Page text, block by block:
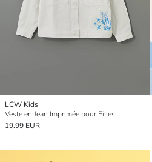
LCW Kids
Veste en Jean Imprimée pour Filles
19.99 EUR